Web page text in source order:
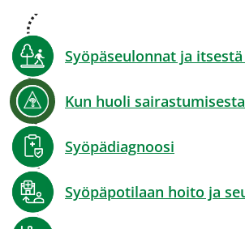
Syöpäseulonnat ja
Kun huoli
Syöpädiagnoosi
Syöpäpotilaan hoito ja